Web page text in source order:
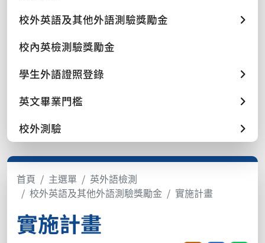
校外英語及其他外語測驗獎勵金
校內英檢測驗獎勵金
學生外語證照登錄
英文畢業門檻
校外測驗
首頁 主選單
英外語檢測
校外英語及其他外語測驗獎勵金
實施計畫
實施計畫